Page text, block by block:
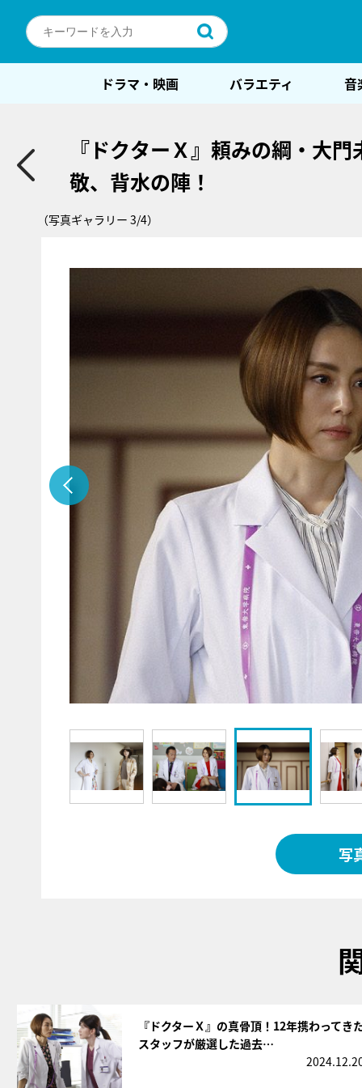
ドラマ・映画 バラエティ 音
『ドクターＸ』頼みの綱・大
敬、背水の陣！
（写真ギャラリー 3/4）
写
『ドクターＸ』の真骨頂！12年携わってき
スタッフが厳選した過去…